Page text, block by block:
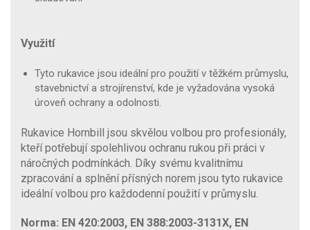
Využití
Tyto rukavice jsou ideální pro použití v těžkém průmyslu,
stavebnictví a strojírenství, kde je vyžadována vysoká
úroveň ochrany a odolnosti.
Rukavice Hornbill jsou skvělou volbou pro profesionály,
kteří potřebují spolehlivou ochranu rukou při práci v
náročných podmínkách. Díky svému kvalitnímu
zpracování a splnění přísných norem jsou tyto rukavice
ideální volbou pro každodenní použití v průmyslu.
Norma: EN 420:2003, EN 388:2003-3131X, EN